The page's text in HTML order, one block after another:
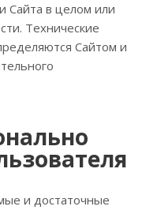
Сайта в целом или
Технические
Сайтом и
и достаточные